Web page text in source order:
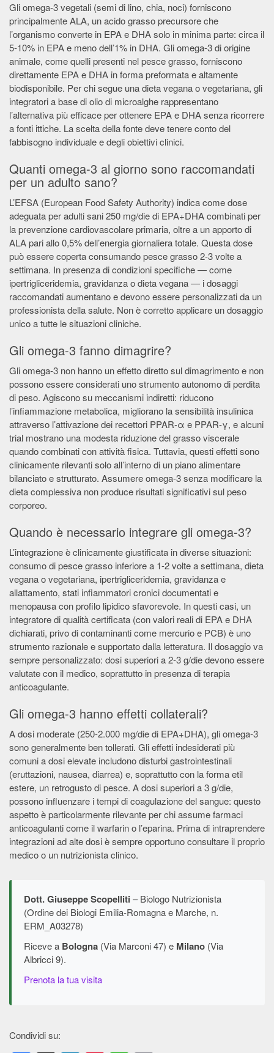
Gli omega-3 vegetali (semi di lino, chia, noci) forniscono
principalmente ALA, un acido grasso precursore che
l’organismo converte in EPA e DHA solo in minima parte: circa il
5-10% in EPA e meno dell’1% in DHA. Gli omega-3 di origine
animale, come quelli presenti nel pesce grasso, forniscono
direttamente EPA e DHA in forma preformata e altamente
biodisponibile. Per chi segue una dieta vegana o vegetariana, gli
integratori a base di olio di microalghe rappresentano
l’alternativa più efficace per ottenere EPA e DHA senza ricorrere
a fonti ittiche. La scelta della fonte deve tenere conto del
fabbisogno individuale e degli obiettivi clinici.
Quanti omega-3 al giorno sono raccomandati
per un adulto sano?
L’EFSA (European Food Safety Authority) indica come dose
adeguata per adulti sani 250 mg/die di EPA+DHA combinati per
la prevenzione cardiovascolare primaria, oltre a un apporto di
ALA pari allo 0,5% dell’energia giornaliera totale. Questa dose
può essere coperta consumando pesce grasso 2-3 volte a
settimana. In presenza di condizioni specifiche — come
ipertrigliceridemia, gravidanza o dieta vegana — i dosaggi
raccomandati aumentano e devono essere personalizzati da un
professionista della salute. Non è corretto applicare un dosaggio
unico a tutte le situazioni cliniche.
Gli omega-3 fanno dimagrire?
Gli omega-3 non hanno un effetto diretto sul dimagrimento e non
possono essere considerati uno strumento autonomo di perdita
di peso. Agiscono su meccanismi indiretti: riducono
l’infiammazione metabolica, migliorano la sensibilità insulinica
attraverso l’attivazione dei recettori PPAR-α e PPAR-γ, e alcuni
trial mostrano una modesta riduzione del grasso viscerale
quando combinati con attività fisica. Tuttavia, questi effetti sono
clinicamente rilevanti solo all’interno di un piano alimentare
bilanciato e strutturato. Assumere omega-3 senza modificare la
dieta complessiva non produce risultati significativi sul peso
corporeo.
Quando è necessario integrare gli omega-3?
L’integrazione è clinicamente giustificata in diverse situazioni:
consumo di pesce grasso inferiore a 1-2 volte a settimana, dieta
vegana o vegetariana, ipertrigliceridemia, gravidanza e
allattamento, stati infiammatori cronici documentati e
menopausa con profilo lipidico sfavorevole. In questi casi, un
integratore di qualità certificata (con valori reali di EPA e DHA
dichiarati, privo di contaminanti come mercurio e PCB) è uno
strumento razionale e supportato dalla letteratura. Il dosaggio va
sempre personalizzato: dosi superiori a 2-3 g/die devono essere
valutate con il medico, soprattutto in presenza di terapia
anticoagulante.
Gli omega-3 hanno effetti collaterali?
A dosi moderate (250-2.000 mg/die di EPA+DHA), gli omega-3
sono generalmente ben tollerati. Gli effetti indesiderati più
comuni a dosi elevate includono disturbi gastrointestinali
(eruttazioni, nausea, diarrea) e, soprattutto con la forma etil
estere, un retrogusto di pesce. A dosi superiori a 3 g/die,
possono influenzare i tempi di coagulazione del sangue: questo
aspetto è particolarmente rilevante per chi assume farmaci
anticoagulanti come il warfarin o l’eparina. Prima di intraprendere
integrazioni ad alte dosi è sempre opportuno consultare il proprio
medico o un nutrizionista clinico.
Dott. Giuseppe Scopelliti – Biologo Nutrizionista
(Ordine dei Biologi Emilia-Romagna e Marche, n.
ERM_A03278)
Riceve a Bologna (Via Marconi 47) e Milano (Via
Albricci 9).
Prenota la tua visita
Condividi su: